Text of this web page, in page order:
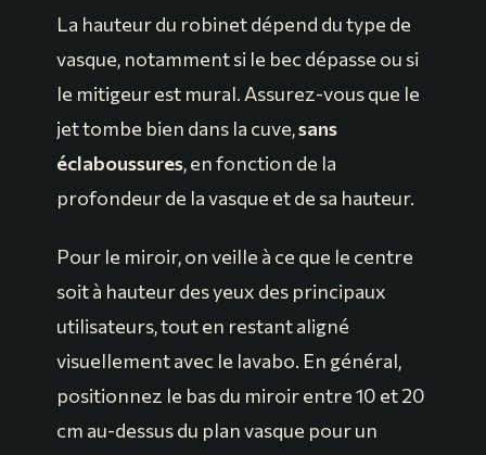
La hauteur du robinet dépend du type de
vasque, notamment si le bec dépasse ou si
le mitigeur est mural. Assurez-vous que le
jet tombe bien dans la cuve,sans
éclaboussures, en fonction de la
profondeur de la vasque et de sa hauteur.
Pour le miroir, on veille à ce que le centre
soit à hauteur des yeux des principaux
utilisateurs, tout en restant aligné
visuellement avec le lavabo. En général,
positionnez le bas du miroir entre 10 et 20
cm au-dessus du plan vasque pour un